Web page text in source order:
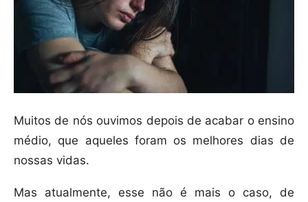
Muitos de nós ouvimos depois de acabar o ensino
médio, que aqueles foram os melhores dias de
nossas vidas.
Mas atualmente, esse não é mais o caso, de